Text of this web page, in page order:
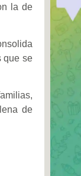
la de
que se
de